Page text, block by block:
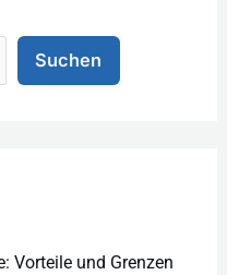
Suchen
Vorteile und Grenzen